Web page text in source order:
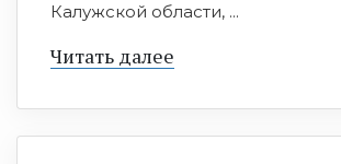
Калужской области, ...
Читать далее